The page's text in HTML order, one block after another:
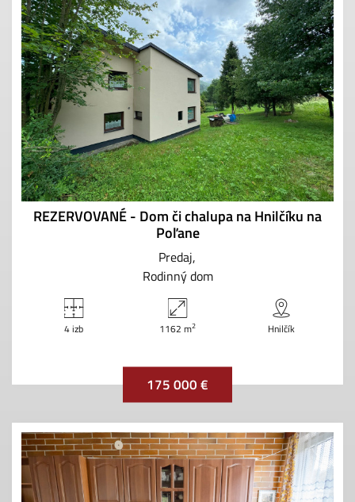
REZERVOVANÉ - Dom či chalupa na Hnilčíku na
Poľane
Predaj
Rodinný dom
4 izb 1162 m2 Hnilčík
175 000 €